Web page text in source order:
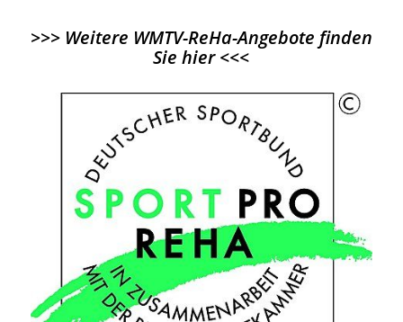
>>> Weitere WMTV-ReHa-Angebote finden
Sie hier<<<